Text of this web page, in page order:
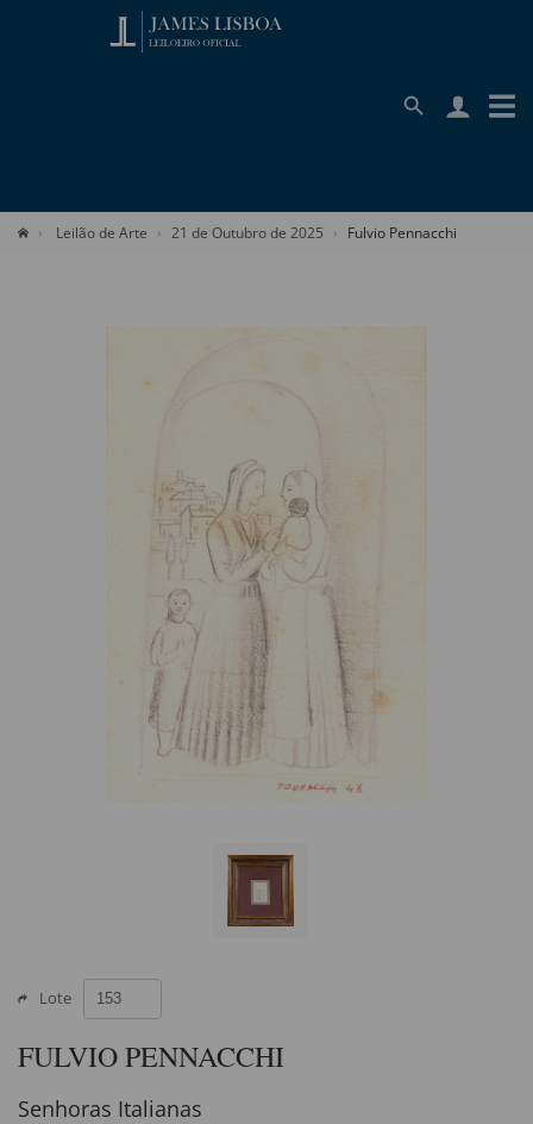
Leilão de Arte 21 de Outubro de 2025 Fulvio Pennacchi
Lote
FULVIO PENNACCHI
Senhoras Italianas